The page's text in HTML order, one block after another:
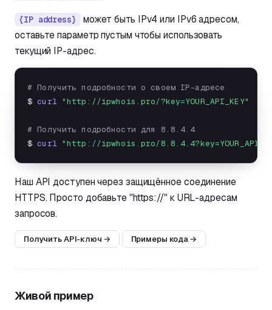
{IP address}
может быть IPv4 или IPv6 адресом,
оставьте параметр пустым чтобы использовать
текущий IP-адрес.
# Получить подробности о своем IP-адресе
$ curl "http://ipwhois.pro/?key=YOUR_API_KEY"
# Получить подробности для 8.8.4.4
$ curl "http://ipwhois.pro/
Наш API доступен через защищённое соединение
HTTPS. Просто добавьте "https://" к URL-адресам
запросов.
Получить API-ключ → Примеры кода→
Живой пример